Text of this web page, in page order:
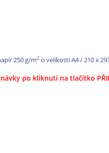
250 g/m2o velikosti A4 / 210 x
po kliknutí na tlačítko